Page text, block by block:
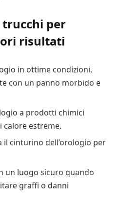
per
risultati
in ottime condizioni,
con un panno morbido e
a prodotti chimici
calore estreme.
il cinturino dell’orologio per
un luogo sicuro quando
graffi o danni